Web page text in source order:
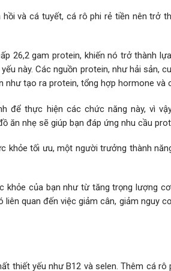
và cá tuyết, cá rô phi rẻ tiền nên trở
26,2 gam protein, khiến nó trở thành
này. Các nguồn protein, như hải sản,
như tạo ra protein, tổng hợp hormone và
để thực hiện các chức năng này, vì
ăn nhẹ sẽ giúp bạn đáp ứng nhu cầu
khỏe tối ưu, một người trưởng thành
của bạn như từ tăng trọng lượng
liên quan đến việc giảm cân, giảm nguy
thiết yếu như B12 và selen. Thêm cá